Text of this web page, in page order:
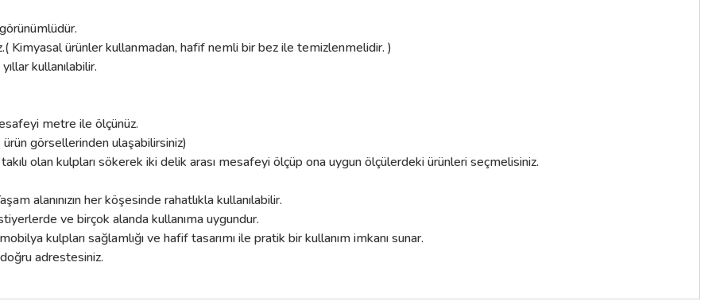
Kimyasal ürünler kullanmadan, hafif nemli bir bez ile temizlenmelidir. )
kullanılabilir.
metre ile ölçünüz.
görsellerinden ulaşabilirsiniz)
olan kulpları sökerek iki delik arası mesafeyi ölçüp ona uygun ölçülerdeki ürünleri seçmelisiniz.
alanınızın her köşesinde rahatlıkla kullanılabilir.
ve birçok alanda kullanıma uygundur.
kulpları sağlamlığı ve hafif tasarımı ile pratik bir kullanım imkanı sunar.
adrestesiniz.